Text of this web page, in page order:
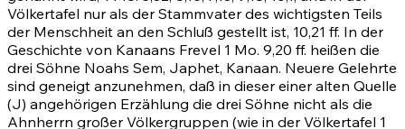
Völkertafel nur als der Stammvater des wichtigsten Teils
der Menschheit an den Schluß gestellt ist, 10,21 ff. In der
Geschichte von Kanaans Frevel 1 Mo. 9,20 ff. heißen die
drei Söhne Noahs Sem, Japhet, Kanaan. Neuere Gelehrte
sind geneigt anzunehmen, daß in dieser einer alten Quelle
(J) angehörigen Erzählung die drei Söhne nicht als die
Ahnherrn großer Völkergruppen (wie in der Völkertafel 1